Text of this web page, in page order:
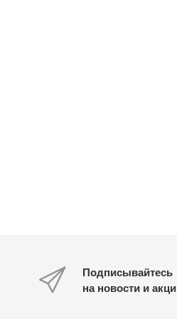
Подписывайтесь
на новости и